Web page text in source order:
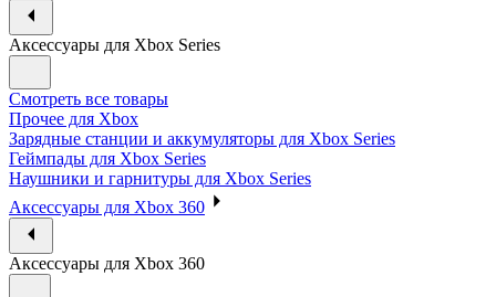
Аксессуары для Xbox Series
Смотреть все товары
Прочее для Xbox
Зарядные станции и аккумуляторы для Xbox Series
Геймпады для Xbox Series
Наушники и гарнитуры для Xbox Series
Аксессуары для Xbox 360
Аксессуары для Xbox 360